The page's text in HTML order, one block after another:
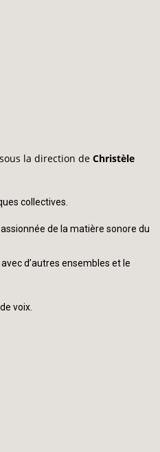
la direction de Christèle
collectives.
de la matière sonore du
d’autres ensembles et le
voix.